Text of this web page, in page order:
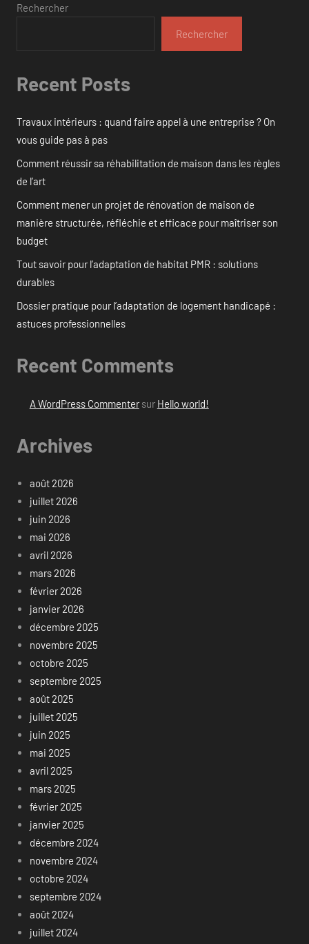
Rechercher
Rechercher
Recent Posts
Travaux intérieurs : quand faire appel à une entreprise ? On
vous guide pas à pas
Comment réussir sa réhabilitation de maison dans les règles
de l’art
Comment mener un projet de rénovation de maison de
manière structurée, réfléchie et efficace pour maîtriser son
budget
Tout savoir pour l’adaptation de habitat PMR : solutions
durables
Dossier pratique pour l’adaptation de logement handicapé :
astuces professionnelles
Recent Comments
A WordPress Commentersur Hello world!
Archives
août 2026
juillet 2026
juin 2026
mai 2026
avril 2026
mars 2026
février 2026
janvier 2026
décembre 2025
novembre 2025
octobre 2025
septembre 2025
août 2025
juillet 2025
juin 2025
mai 2025
avril 2025
mars 2025
février 2025
janvier 2025
décembre 2024
novembre 2024
octobre 2024
septembre 2024
août 2024
juillet 2024